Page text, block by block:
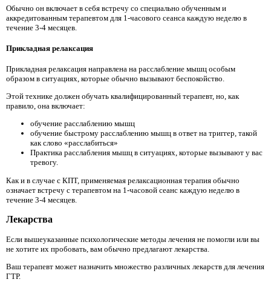
Обычно он включает в себя встречу со специально обученным и
аккредитованным терапевтом для 1-часового сеанса каждую неделю в
течение 3-4 месяцев.
Прикладная релаксация
Прикладная релаксация направлена ​​на расслабление мышц особым
образом в ситуациях, которые обычно вызывают беспокойство.
Этой технике должен обучать квалифицированный терапевт, но, как
правило, она включает:
обучение расслаблению мышц
обучение быстрому расслаблению мышц в ответ на триггер, такой
как слово «расслабиться»
Практика расслабления мышц в ситуациях, которые вызывают у вас
тревогу.
Как и в случае с КПТ, применяемая релаксационная терапия обычно
означает встречу с терапевтом на 1-часовой сеанс каждую неделю в
течение 3-4 месяцев.
Лекарства
Если вышеуказанные психологические методы лечения не помогли или вы
не хотите их пробовать, вам обычно предлагают лекарства.
Ваш терапевт может назначить множество различных лекарств для лечения
ГТР.